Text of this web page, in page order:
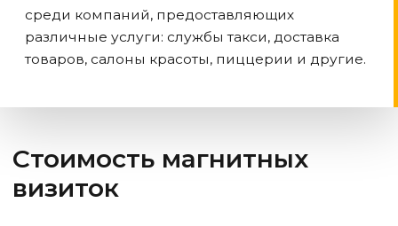
среди компаний, предоставляющих
различные услуги: службы такси, доставка
товаров, салоны красоты, пиццерии и другие.
Стоимость магнитных
визиток